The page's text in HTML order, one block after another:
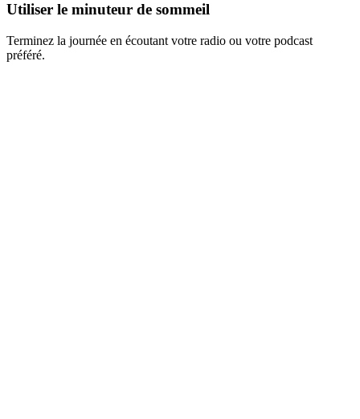
Utiliser le minuteur de sommeil
Terminez la journée en écoutant votre radio ou votre podcast
préféré.